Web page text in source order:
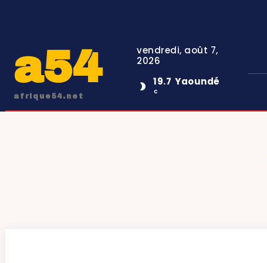
a54
afrique54.net
vendredi, août 7,
2026
19.7
C
Yaoundé